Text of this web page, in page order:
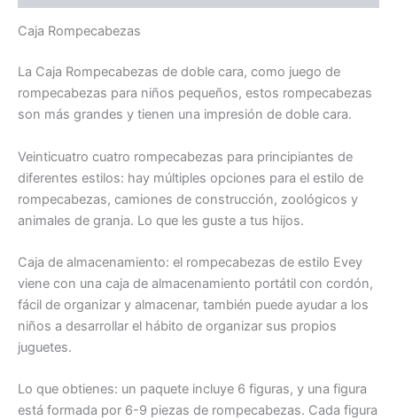
Caja Rompecabezas
La Caja Rompecabezas de doble cara, como juego de
rompecabezas para niños pequeños, estos rompecabezas
son más grandes y tienen una impresión de doble cara.
Veinticuatro cuatro rompecabezas para principiantes de
diferentes estilos: hay múltiples opciones para el estilo de
rompecabezas, camiones de construcción, zoológicos y
animales de granja. Lo que les guste a tus hijos.
Caja de almacenamiento: el rompecabezas de estilo Evey
viene con una caja de almacenamiento portátil con cordón,
fácil de organizar y almacenar, también puede ayudar a los
niños a desarrollar el hábito de organizar sus propios
juguetes.
Lo que obtienes: un paquete incluye 6 figuras, y una figura
está formada por 6-9 piezas de rompecabezas. Cada figura